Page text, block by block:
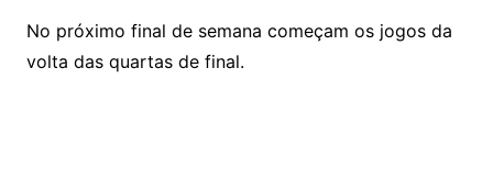
No próximo final de semana começam os jogos da
volta das quartas de final.